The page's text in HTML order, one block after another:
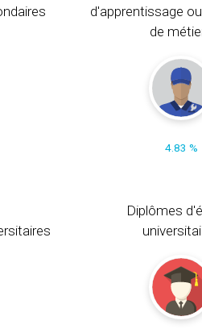
d'apprentissage
de
4.83 %
Diplômes